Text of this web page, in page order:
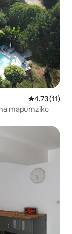
Ukadiriaji wa
4.73 (11)
mapumziko